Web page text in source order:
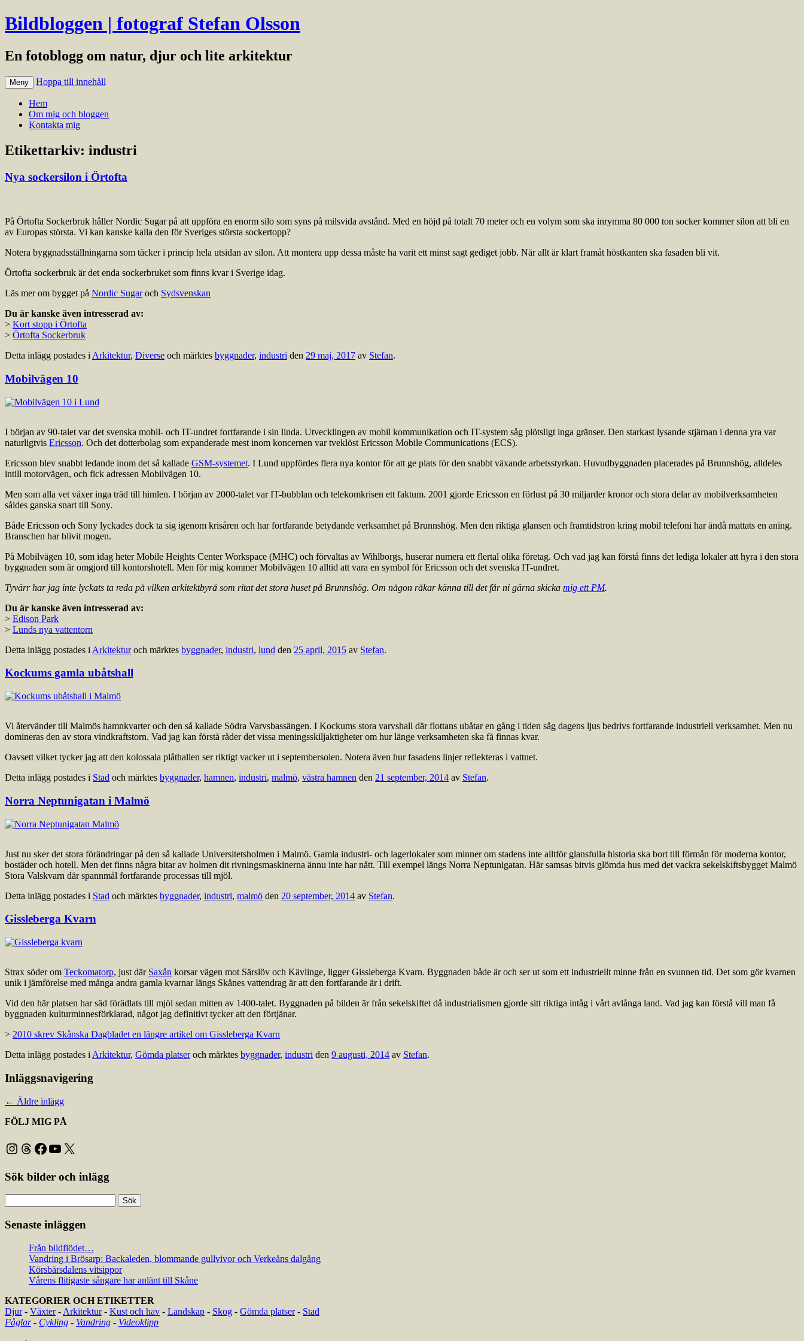
Bildbloggen | fotograf Stefan Olsson
En fotoblogg om natur, djur och lite arkitektur
Meny Hoppa till innehåll
Hem
Om mig och bloggen
Kontakta mig
Etikettarkiv: industri
Nya sockersilon i Örtofta
På Örtofta Sockerbruk håller Nordic Sugar på att uppföra en enorm silo som syns på milsvida avstånd. Med en höjd på totalt 70 meter och en volym som ska inrymma 80 000 ton socker kommer silon att bli en
av Europas största. Vi kan kanske kalla den för Sveriges största sockertopp?
Notera byggnadsställningarna som täcker i princip hela utsidan av silon. Att montera upp dessa måste ha varit ett minst sagt gediget jobb. När allt är klart framåt höstkanten ska fasaden bli vit.
Örtofta sockerbruk är det enda sockerbruket som finns kvar i Sverige idag.
Läs mer om bygget på Nordic Sugaroch Sydsvenskan
Du är kanske även intresserad av:
> Kort stopp i Örtofta
> Örtofta Sockerbruk
Detta inlägg postades i Arkitektur, Diverse och märktes byggnader, industri den 29 maj, 2017 av Stefan.
Mobilvägen 10
I början av 90-talet var det svenska mobil- och IT-undret fortfarande i sin linda. Utvecklingen av mobil kommunikation och IT-system såg plötsligt inga gränser. Den starkast lysande stjärnan i denna yra var
naturligtvis Ericsson. Och det dotterbolag som expanderade mest inom koncernen var tveklöst Ericsson Mobile Communications (ECS).
Ericsson blev snabbt ledande inom det så kallade GSM-systemet. I Lund uppfördes flera nya kontor för att ge plats för den snabbt växande arbetsstyrkan. Huvudbyggnaden placerades på Brunnshög, alldeles
intill motorvägen, och fick adressen Mobilvägen 10.
Men som alla vet växer inga träd till himlen. I början av 2000-talet var IT-bubblan och telekomkrisen ett faktum. 2001 gjorde Ericsson en förlust på 30 miljarder kronor och stora delar av mobilverksamheten
såldes ganska snart till Sony.
Både Ericsson och Sony lyckades dock ta sig igenom krisåren och har fortfarande betydande verksamhet på Brunnshög. Men den riktiga glansen och framtidstron kring mobil telefoni har ändå mattats en aning.
Branschen har blivit mogen.
På Mobilvägen 10, som idag heter Mobile Heights Center Workspace (MHC) och förvaltas av Wihlborgs, huserar numera ett flertal olika företag. Och vad jag kan förstå finns det lediga lokaler att hyra i den stora
byggnaden som är omgjord till kontorshotell. Men för mig kommer Mobilvägen 10 alltid att vara en symbol för Ericsson och det svenska IT-undret.
Tyvärr har jag inte lyckats ta reda på vilken arkitektbyrå som ritat det stora huset på Brunnshög. Om någon råkar känna till det får ni gärna skicka mig ett PM.
Du är kanske även intresserad av:
> Edison Park
> Lunds nya vattentorn
Detta inlägg postades i Arkitekturoch märktes byggnader, industri, lund den 25 april, 2015 av Stefan.
Kockums gamla ubåtshall
Vi återvänder till Malmös hamnkvarter och den så kallade Södra Varvsbassängen. I Kockums stora varvshall där flottans ubåtar en gång i tiden såg dagens ljus bedrivs fortfarande industriell verksamhet. Men nu
domineras den av stora vindkraftstorn. Vad jag kan förstå råder det vissa meningsskiljaktigheter om hur länge verksamheten ska få finnas kvar.
Oavsett vilket tycker jag att den kolossala plåthallen ser riktigt vacker ut i septembersolen. Notera även hur fasadens linjer reflekteras i vattnet.
Detta inlägg postades i Stad och märktes byggnader, hamnen, industri, malmö, västra hamnen den 21 september, 2014 av Stefan.
Norra Neptunigatan i Malmö
Just nu sker det stora förändringar på den så kallade Universitetsholmen i Malmö. Gamla industri- och lagerlokaler som minner om stadens inte alltför glansfulla historia ska bort till förmån för moderna kontor,
bostäder och hotell. Men det finns några bitar av holmen dit rivningsmaskinerna ännu inte har nått. Till exempel längs Norra Neptunigatan. Här samsas bitvis glömda hus med det vackra sekelskiftsbygget Malmö
Stora Valskvarn där spannmål fortfarande processas till mjöl.
Detta inlägg postades i Stad och märktes byggnader, industri, malmö den 20 september, 2014 av Stefan.
Gissleberga Kvarn
Strax söder om Teckomatorp, just där Saxån korsar vägen mot Särslöv och Kävlinge, ligger Gissleberga Kvarn. Byggnaden både är och ser ut som ett industriellt minne från en svunnen tid. Det som gör kvarnen
unik i jämförelse med många andra gamla kvarnar längs Skånes vattendrag är att den fortfarande är i drift.
Vid den här platsen har säd förädlats till mjöl sedan mitten av 1400-talet. Byggnaden på bilden är från sekelskiftet då industrialismen gjorde sitt riktiga intåg i vårt avlånga land. Vad jag kan förstå vill man få
byggnaden kulturminnesförklarad, något jag definitivt tycker att den förtjänar.
> 2010 skrev Skånska Dagbladet en längre artikel om Gissleberga Kvarn
Detta inlägg postades i Arkitektur, Gömda platseroch märktes byggnader, industri den 9 augusti, 2014 av Stefan.
Inläggsnavigering
← Äldre inlägg
FÖLJ MIG PÅ
Instagram
Threads
Facebook
YouTube
X
Sök bilder och inlägg
efter:
Senaste inläggen
Från bildflödet…
Vandring i Brösarp: Backaleden, blommande gullvivor och Verkeåns dalgång
Körsbärsdalens vitsippor
Vårens flitigaste sångare har anlänt till Skåne
KATEGORIER OCH ETIKETTER
Djur- Växter- Arkitektur- Kust och hav - Landskap - Skog - Gömda platser- Stad
Fåglar- Cykling - Vandring - Videoklipp